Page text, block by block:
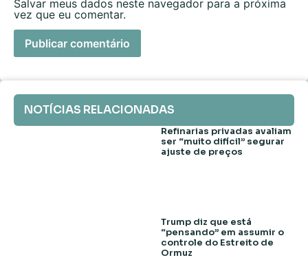
Salvar meus dados neste navegador para a próxima
vez que eu comentar.
NOTÍCIAS RELACIONADAS
Refinarias privadas avaliam
ser “muito difícil” segurar
ajuste de preços
Trump diz que está
“pensando” em assumir o
controle do Estreito de
Ormuz